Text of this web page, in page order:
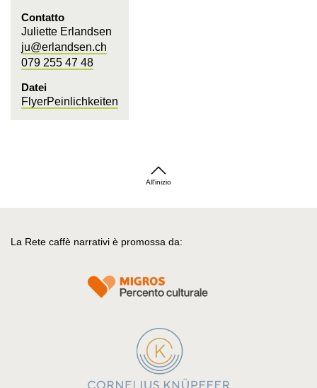
Contatto
Juliette Erlandsen
ju@erlandsen.ch
079 255 47 48
Datei
FlyerPeinlichkeiten
All'inizio
La Rete caffè narrativi è promossa da: